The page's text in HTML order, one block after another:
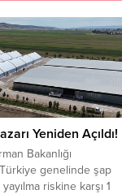
Yeniden Açıldı!
Bakanlığı
genelinde şap
yayılma riskine karşı 1